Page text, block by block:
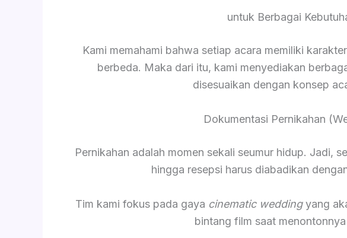
untuk Berbagai
Kami memahami bahwa setiap acara memiliki
berbeda. Maka dari itu, kami menyediakan
disesuaikan dengan konsep
Dokumentasi Pernikahan
Pernikahan adalah momen sekali seumur hidup. Jadi,
hingga resepsi harus diabadikan
Tim kami fokus pada gaya cinematic weddingyang
bintang film saat